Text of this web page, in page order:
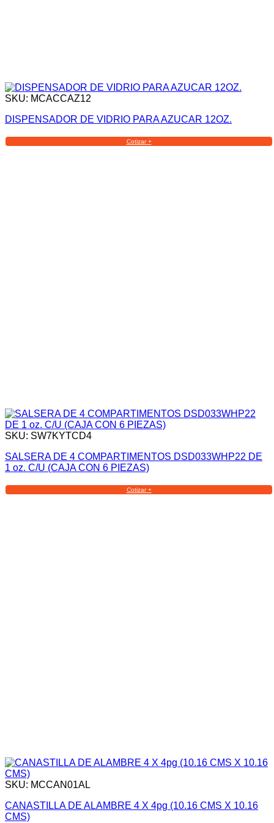
SKU: MCACCAZ12
DISPENSADOR DE VIDRIO PARA AZUCAR 12OZ.
Cotizar +
SKU: SW7KYTCD4
SALSERA DE 4 COMPARTIMENTOS DSD033WHP22 DE
1 oz. C/U (CAJA CON 6 PIEZAS)
Cotizar +
SKU: MCCAN01AL
CANASTILLA DE ALAMBRE 4 X 4pg (10.16 CMS X 10.16
CMS)